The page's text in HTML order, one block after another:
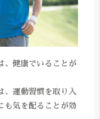
、健康でいることが
、運動習慣を取り入
も気を配ることが効